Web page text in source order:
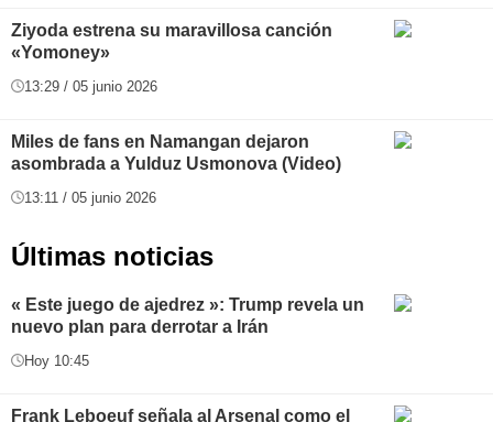
Ziyoda estrena su maravillosa canción
«Yomoney»
13:29 / 05 junio 2026
Miles de fans en Namangan dejaron
asombrada a Yulduz Usmonova (Video)
13:11 / 05 junio 2026
Últimas noticias
« Este juego de ajedrez »: Trump revela un
nuevo plan para derrotar a Irán
Hoy 10:45
Frank Leboeuf señala al Arsenal como el